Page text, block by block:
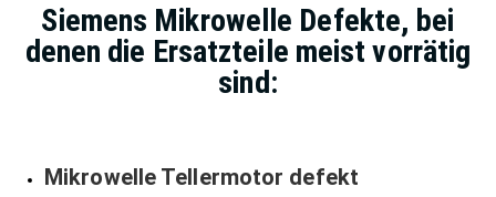
Siemens Mikrowelle Defekte, bei
denen die Ersatzteile meist vorrätig
sind:
Mikrowelle Tellermotor defekt